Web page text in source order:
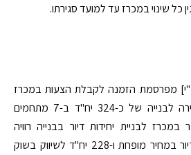
כל שינוי במכרז עד למועד סגירתו.
מפרסמת הזמנה לקבלת הצעות במכרז
פומבי לרכישת זכויות חכירה לבנייה של כ-324 יח"ד ב-7 מתחמים
לבניית יחידות דיור בבנייה רוויה
ומסחר, 96 יח"ד מתוכן לדיור במחיר מופחת ו-228 יח"ד לשיווק בשוק